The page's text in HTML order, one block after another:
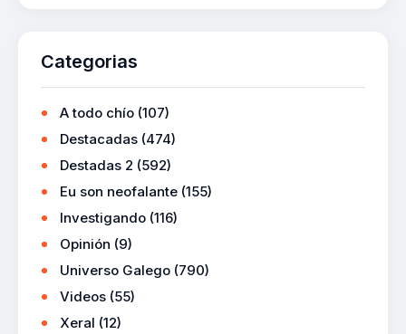
Categorias
A todo chío (107)
Destacadas (474)
Destadas 2 (592)
Eu son neofalante (155)
Investigando (116)
Opinión (9)
Universo Galego (790)
Videos (55)
Xeral (12)